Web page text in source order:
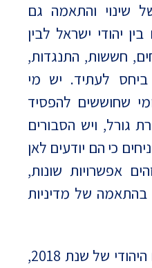
שינוי והתאמה גם
יהודי ישראל לבין
חששות, התנגדות,
ביחס לעתיד. יש מי
שחוששים להפסיד
גורל, ויש הסבורים
כי הם יודעים לאן
אפשרויות שונות,
בהתאמה של מדיניות
דיאלוג המכון למדיניות העם היהודי של שנת 2018,